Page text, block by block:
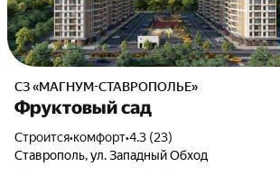
СЗ «МАГНУМ-СТАВРОПОЛЬЕ»
Фруктовый сад
Строится•комфорт•4.3 (23)
Ставрополь, ул. Западный Обход